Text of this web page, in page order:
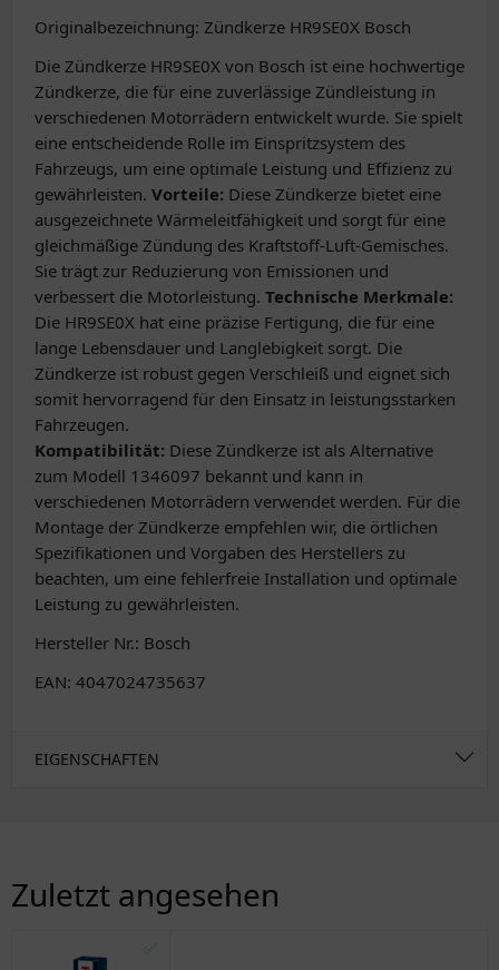
Originalbezeichnung: Zündkerze HR9SE0X Bosch
Die Zündkerze HR9SE0X von Bosch ist eine hochwertige
Zündkerze, die für eine zuverlässige Zündleistung in
verschiedenen Motorrädern entwickelt wurde. Sie spielt
eine entscheidende Rolle im Einspritzsystem des
Fahrzeugs, um eine optimale Leistung und Effizienz zu
gewährleisten. Vorteile: Diese Zündkerze bietet eine
ausgezeichnete Wärmeleitfähigkeit und sorgt für eine
gleichmäßige Zündung des Kraftstoff-Luft-Gemisches.
Sie trägt zur Reduzierung von Emissionen und
verbessert die Motorleistung. Technische Merkmale:
Die HR9SE0X hat eine präzise Fertigung, die für eine
lange Lebensdauer und Langlebigkeit sorgt. Die
Zündkerze ist robust gegen Verschleiß und eignet sich
somit hervorragend für den Einsatz in leistungsstarken
Fahrzeugen.
Kompatibilität: Diese Zündkerze ist als Alternative
zum Modell 1346097 bekannt und kann in
verschiedenen Motorrädern verwendet werden. Für die
Montage der Zündkerze empfehlen wir, die örtlichen
Spezifikationen und Vorgaben des Herstellers zu
beachten, um eine fehlerfreie Installation und optimale
Leistung zu gewährleisten.
Hersteller Nr.: Bosch
EAN: 4047024735637
EIGENSCHAFTEN
Zuletzt angesehen
✅